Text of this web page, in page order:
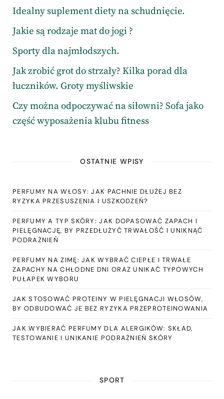
Idealny suplement diety na schudnięcie.
Jakie są rodzaje mat do jogi ?
Sporty dla najmłodszych.
Jak zrobić grot do strzały? Kilka porad dla
łuczników. Groty myśliwskie
Czy można odpoczywać na siłowni? Sofa jako
część wyposażenia klubu fitness
OSTATNIE WPISY
PERFUMY NA WŁOSY: JAK PACHNIE DŁUŻEJ BEZ
RYZYKA PRZESUSZENIA I USZKODZEŃ?
PERFUMY A TYP SKÓRY: JAK DOPASOWAĆ ZAPACH I
PIELĘGNACJĘ, BY PRZEDŁUŻYĆ TRWAŁOŚĆ I UNIKNĄĆ
PODRAŻNIEŃ
PERFUMY NA ZIMĘ: JAK WYBRAĆ CIEPŁE I TRWAŁE
ZAPACHY NA CHŁODNE DNI ORAZ UNIKAĆ TYPOWYCH
PUŁAPEK WYBORU
JAK STOSOWAĆ PROTEINY W PIELĘGNACJI WŁOSÓW,
BY ODBUDOWAĆ JE BEZ RYZYKA PRZEPROTEINOWANIA
JAK WYBIERAĆ PERFUMY DLA ALERGIKÓW: SKŁAD,
TESTOWANIE I UNIKANIE PODRAŻNIEŃ SKÓRY
SPORT